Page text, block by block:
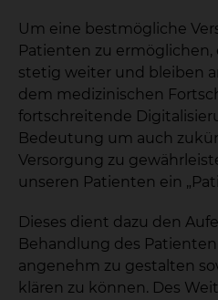
Um eine bestmögliche
Patienten zu
stetig weiter und bleiben
dem medizinischen
fortschreitende
Bedeutung um auch
Versorgung zu
unseren Patienten ein
Dieses dient dazu den
Behandlung des
angenehm zu gestalten
klären zu können. Des